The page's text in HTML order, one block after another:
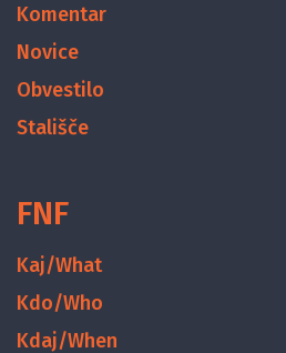
Komentar
Novice
Obvestilo
Stališče
FNF
Kaj/What
Kdo/Who
Kdaj/When